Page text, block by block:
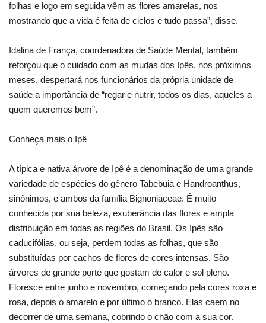
folhas e logo em seguida vêm as flores amarelas, nos
mostrando que a vida é feita de ciclos e tudo passa”, disse.
Idalina de França, coordenadora de Saúde Mental, também
reforçou que o cuidado com as mudas dos Ipês, nos próximos
meses, despertará nos funcionários da própria unidade de
saúde a importância de “regar e nutrir, todos os dias, aqueles a
quem queremos bem”.
Conheça mais o Ipê
A típica e nativa árvore de Ipê é a denominação de uma grande
variedade de espécies do gênero Tabebuia e Handroanthus,
sinônimos, e ambos da família Bignoniaceae. É muito
conhecida por sua beleza, exuberância das flores e ampla
distribuição em todas as regiões do Brasil. Os Ipês são
caducifólias, ou seja, perdem todas as folhas, que são
substituídas por cachos de flores de cores intensas. São
árvores de grande porte que gostam de calor e sol pleno.
Floresce entre junho e novembro, começando pela cores roxa e
rosa, depois o amarelo e por último o branco. Elas caem no
decorrer de uma semana, cobrindo o chão com a sua cor.